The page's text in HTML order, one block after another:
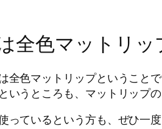
全色マットリッ
全色マットリップということ
いうところも、マットリップの
っているという方も、ぜひ一